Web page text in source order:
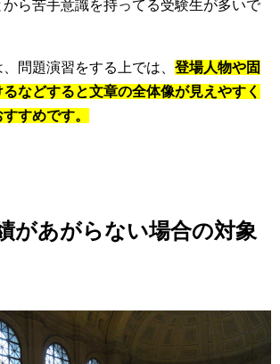
ら苦手意識を持ってる受験生が多いで
問題演習をする上では、 登場人物や固
などすると文章の全体像が見えやすく
すめです。
があがらない場合の対象